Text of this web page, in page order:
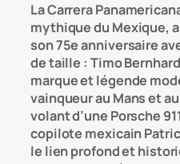
La Carrera
mythique du Mexique,
son 75e anniversaire
de taille : Timo
marque et légende
vainqueur au Mans et
volant d’une Porsche
copilote mexicain
le lien profond et